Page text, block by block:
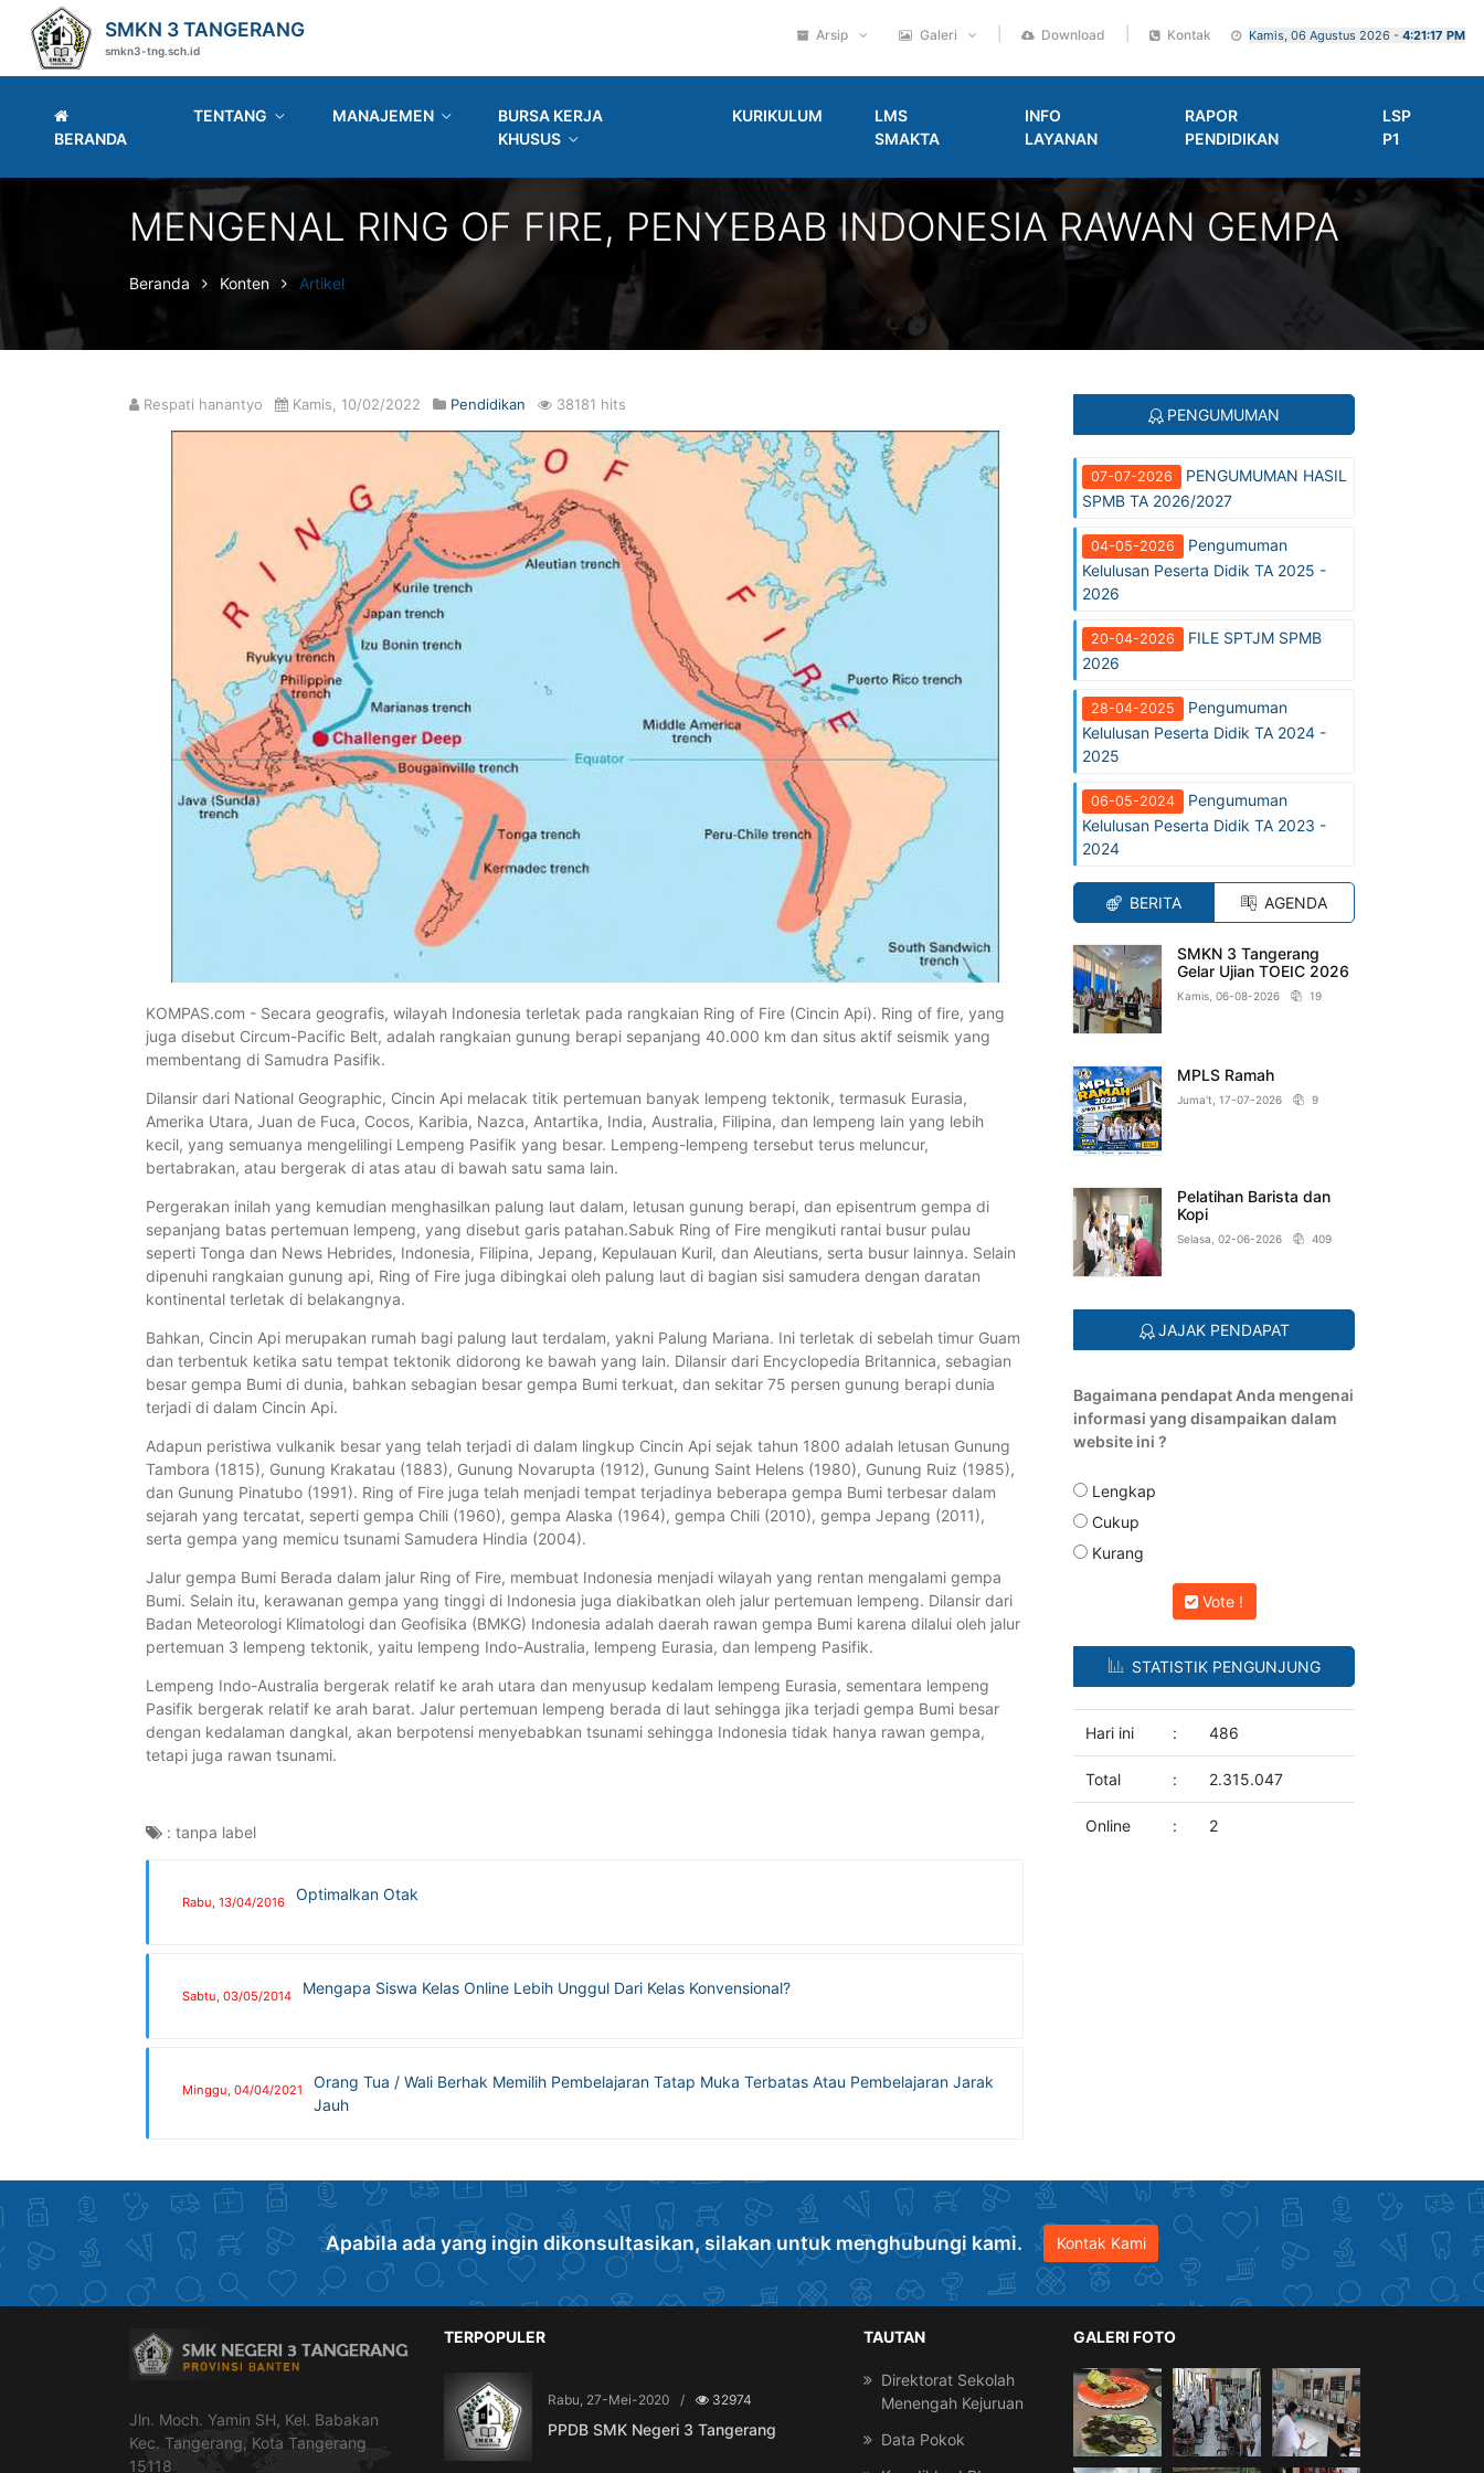
SMKN 3 TANGERANG
smkn3-tng.sch.id
Arsip Galeri Download Kontak Kamis, 06 Agustus 2026 - 4:21:18 PM
BERANDA
TENTANG MANAJEMEN
BURSA KERJA
KHUSUS
KURIKULUM
LMS
SMAKTA
INFO
LAYANAN
RAPOR
PENDIDIKAN
LSP
P1
MENGENAL RING OF FIRE, PENYEBAB INDONESIA RAWAN GEMPA
Beranda Konten Artikel
Respati hanantyo Kamis, 10/02/2022 Pendidikan 38181 hits
KOMPAS.com - Secara geografis, wilayah Indonesia terletak pada rangkaian Ring of Fire (Cincin Api). Ring of fire, yang
juga disebut Circum-Pacific Belt, adalah rangkaian gunung berapi sepanjang 40.000 km dan situs aktif seismik yang
membentang di Samudra Pasifik.
Dilansir dari National Geographic, Cincin Api melacak titik pertemuan banyak lempeng tektonik, termasuk Eurasia,
Amerika Utara, Juan de Fuca, Cocos, Karibia, Nazca, Antartika, India, Australia, Filipina, dan lempeng lain yang lebih
kecil, yang semuanya mengelilingi Lempeng Pasifik yang besar. Lempeng-lempeng tersebut terus meluncur,
bertabrakan, atau bergerak di atas atau di bawah satu sama lain.
Pergerakan inilah yang kemudian menghasilkan palung laut dalam, letusan gunung berapi, dan episentrum gempa di
sepanjang batas pertemuan lempeng, yang disebut garis patahan.Sabuk Ring of Fire mengikuti rantai busur pulau
seperti Tonga dan News Hebrides, Indonesia, Filipina, Jepang, Kepulauan Kuril, dan Aleutians, serta busur lainnya. Selain
dipenuhi rangkaian gunung api, Ring of Fire juga dibingkai oleh palung laut di bagian sisi samudera dengan daratan
kontinental terletak di belakangnya.
Bahkan, Cincin Api merupakan rumah bagi palung laut terdalam, yakni Palung Mariana. Ini terletak di sebelah timur Guam
dan terbentuk ketika satu tempat tektonik didorong ke bawah yang lain. Dilansir dari Encyclopedia Britannica, sebagian
besar gempa Bumi di dunia, bahkan sebagian besar gempa Bumi terkuat, dan sekitar 75 persen gunung berapi dunia
terjadi di dalam Cincin Api.
Adapun peristiwa vulkanik besar yang telah terjadi di dalam lingkup Cincin Api sejak tahun 1800 adalah letusan Gunung
Tambora (1815), Gunung Krakatau (1883), Gunung Novarupta (1912), Gunung Saint Helens (1980), Gunung Ruiz (1985),
dan Gunung Pinatubo (1991). Ring of Fire juga telah menjadi tempat terjadinya beberapa gempa Bumi terbesar dalam
sejarah yang tercatat, seperti gempa Chili (1960), gempa Alaska (1964), gempa Chili (2010), gempa Jepang (2011),
serta gempa yang memicu tsunami Samudera Hindia (2004).
Jalur gempa Bumi Berada dalam jalur Ring of Fire, membuat Indonesia menjadi wilayah yang rentan mengalami gempa
Bumi. Selain itu, kerawanan gempa yang tinggi di Indonesia juga diakibatkan oleh jalur pertemuan lempeng. Dilansir dari
Badan Meteorologi Klimatologi dan Geofisika (BMKG) Indonesia adalah daerah rawan gempa Bumi karena dilalui oleh jalur
pertemuan 3 lempeng tektonik, yaitu lempeng Indo-Australia, lempeng Eurasia, dan lempeng Pasifik.
Lempeng Indo-Australia bergerak relatif ke arah utara dan menyusup kedalam lempeng Eurasia, sementara lempeng
Pasifik bergerak relatif ke arah barat. Jalur pertemuan lempeng berada di laut sehingga jika terjadi gempa Bumi besar
dengan kedalaman dangkal, akan berpotensi menyebabkan tsunami sehingga Indonesia tidak hanya rawan gempa,
tetapi juga rawan tsunami.
: tanpa label
Rabu, 13/04/2016 Optimalkan Otak
Sabtu, 03/05/2014 Mengapa Siswa Kelas Online Lebih Unggul Dari Kelas Konvensional?
Minggu, 04/04/2021
Orang Tua / Wali Berhak Memilih Pembelajaran Tatap Muka Terbatas Atau Pembelajaran Jarak
Jauh
PENGUMUMAN
07-07-2026
PENGUMUMAN HASIL
SPMB TA 2026/2027
04-05-2026
Pengumuman
Kelulusan Peserta Didik TA 2025 -
2026
20-04-2026
FILE SPTJM SPMB
2026
28-04-2025
Pengumuman
Kelulusan Peserta Didik TA 2024 -
2025
06-05-2024
Pengumuman
Kelulusan Peserta Didik TA 2023 -
2024
BERITA AGENDA
SMKN 3 Tangerang
Gelar Ujian TOEIC 2026
Kamis, 06-08-2026 19
MPLS Ramah
Juma't, 17-07-2026 9
Pelatihan Barista dan
Kopi
Selasa, 02-06-2026 409
JAJAK PENDAPAT
Bagaimana pendapat Anda mengenai
informasi yang disampaikan dalam
website ini ?
Lengkap
Cukup
Kurang
Vote !
STATISTIK PENGUNJUNG
Hari ini : 486
Total : 2.315.047
Online : 2
Apabila ada yang ingin dikonsultasikan, silakan untuk menghubungi kami. Kontak Kami
Jln. Moch. Yamin SH, Kel. Babakan
Kec. Tangerang, Kota Tangerang
15118
TERPOPULER
Rabu, 27-Mei-2020 / 32974
PPDB SMK Negeri 3 Tangerang
TAUTAN
Direktorat Sekolah
Menengah Kejuruan
Data Pokok
GALERI FOTO